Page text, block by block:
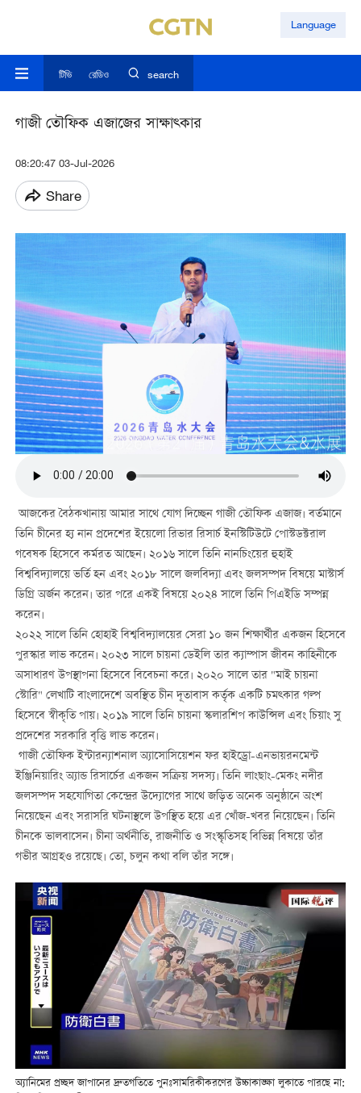
Language
টিভি রেডিও search
গাজী তৌফিক এজাজের সাক্ষাত্কার
08:20:47 03-Jul-2026
Share
আজকের বৈঠকখানায় আমার সাথে যোগ দিচ্ছেন গাজী তৌফিক এজাজ। বর্তমানে
তিনি চীনের হ্য নান প্রদেশের ইয়েলো রিভার রিসার্চ ইনস্টিটিউটে পোস্টডক্টরাল
গবেষক হিসেবে কর্মরত আছেন। ২০১৬ সালে তিনি নানচিংয়ের হুহাই
বিশ্ববিদ্যালয়ে ভর্তি হন এবং ২০১৮ সালে জলবিদ্যা এবং জলসম্পদ বিষয়ে মাস্টার্স
ডিগ্রি অর্জন করেন। তার পরে একই বিষয়ে ২০২৪ সালে তিনি পিএইডি সম্পন্ন
করেন।
২০২২ সালে তিনি হোহাই বিশ্ববিদ্যালয়ের সেরা ১০ জন শিক্ষার্থীর একজন হিসেবে
পুরস্কার লাভ করেন। ২০২৩ সালে চায়না ডেইলি তার ক্যাম্পাস জীবন কাহিনীকে
অসাধারণ উপস্থাপনা হিসেবে বিবেচনা করে। ২০২০ সালে তার "মাই চায়না
স্টোরি" লেখাটি বাংলাদেশে অবস্থিত চীন দূতাবাস কর্তৃক একটি চমত্কার গল্প
হিসেবে স্বীকৃতি পায়। ২০১৯ সালে তিনি চায়না স্কলারশিপ কাউন্সিল এবং চিয়াং সু
প্রদেশের সরকারি বৃত্তি লাভ করেন।
গাজী তৌফিক ইন্টারন্যাশনাল অ্যাসোসিয়েশন ফর হাইড্রো-এনভায়রনমেন্ট
ইঞ্জিনিয়ারিং অ্যান্ড রিসার্চের একজন সক্রিয় সদস্য। তিনি লাংছাং-মেকং নদীর
জলসম্পদ সহযোগিতা কেন্দ্রের উদ্যোগের সাথে জড়িত অনেক অনুষ্ঠানে অংশ
নিয়েছেন এবং সরাসরি ঘটনাস্থলে উপস্থিত হয়ে এর খোঁজ-খবর নিয়েছেন। তিনি
চীনকে ভালবাসেন। চীনা অর্থনীতি, রাজনীতি ও সংস্কৃতিসহ বিভিন্ন বিষয়ে তাঁর
গভীর আগ্রহও রয়েছে। তো, চলুন কথা বলি তাঁর সঙ্গে।
অ্যানিমের প্রচ্ছদ জাপানের দ্রুতগতিতে পুনঃসামরিকীকরণের উচ্চাকাঙ্ক্ষা লুকাতে পারছে না: